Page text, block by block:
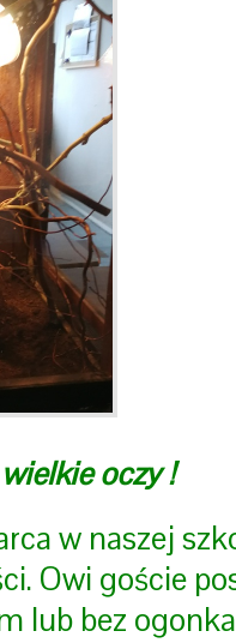
oczy !
w naszej
Owi goście
lub bez